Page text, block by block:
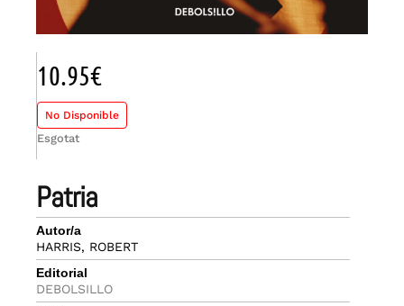
patria
Autor/a
HARRIS, ROBERT
Editorial
DEBOLSILLO
10.95€
No Disponible
Esgotat